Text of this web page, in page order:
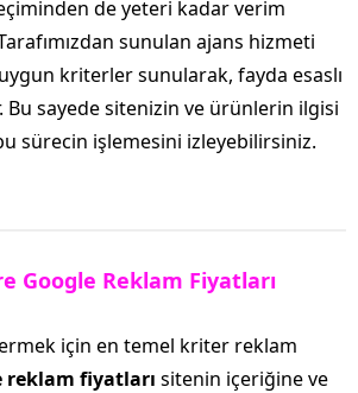
de yeteri kadar verim
sunulan ajans hizmeti
kriterler sunularak, fayda esaslı
Bu sayede sitenizin ve ürünlerin ilgisi
sürecin işlemesini izleyebilirsiniz.
Google Reklam Fiyatları
için en temel kriter reklam
reklam fiyatları sitenin içeriğine ve